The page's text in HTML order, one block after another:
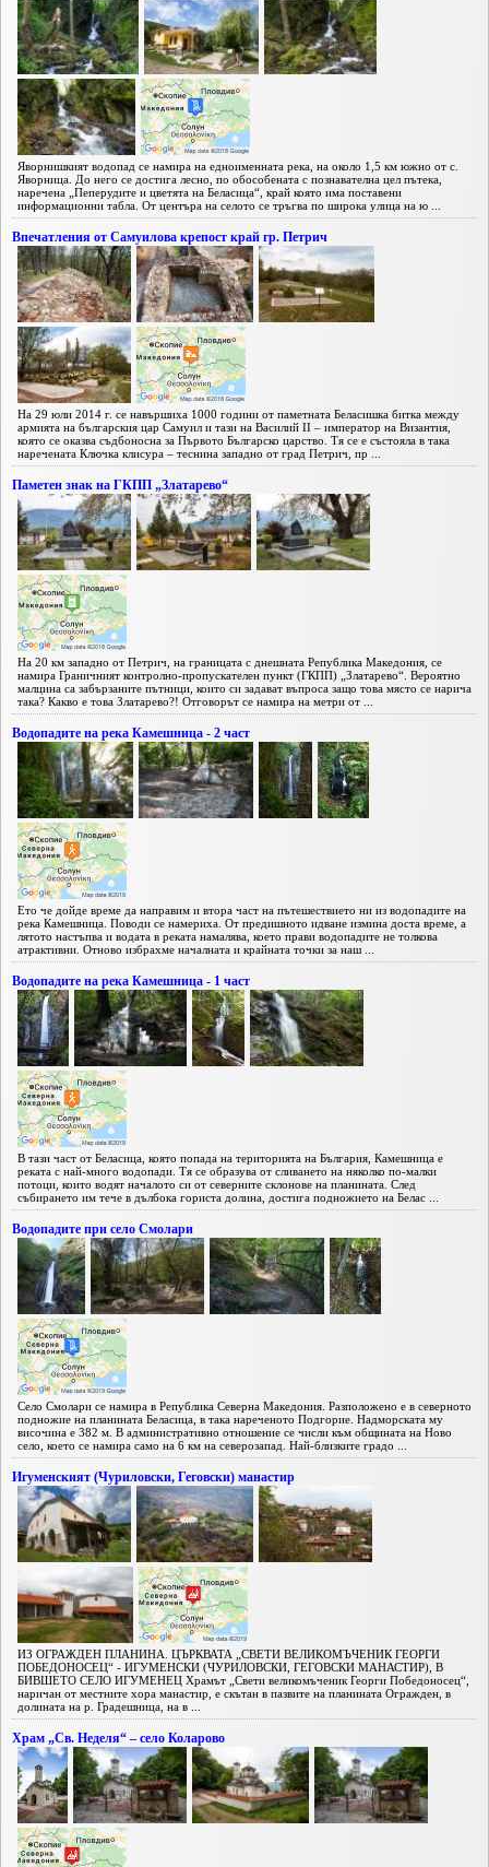
Яворнишкият водопад се намира на едноименната река, на около 1,5 км южно от с.
Яворница. До него се достига лесно, по обособената с познавателна цел пътека,
наречена „Пеперудите и цветята на Беласица“, край която има поставени
информационни табла. От центъра на селото се тръгва по широка улица на ю ...
Впечатления от Самуилова крепост край гр. Петрич
На 29 юли 2014 г. се навършиха 1000 години от паметната Беласишка битка между
армията на българския цар Самуил и тази на Василий II – император на Византия,
която се оказва съдбоносна за Първото Българско царство. Тя се е състояла в така
наречената Ключка клисура – теснина западно от град Петрич, пр ...
Паметен знак на ГКПП „Златарево“
На 20 км западно от Петрич, на границата с днешната Република Македония, се
намира Граничният контролно-пропускателен пункт (ГКПП) „Златарево“. Вероятно
малцина са забързаните пътници, които си задават въпроса защо това място се нарича
така? Какво е това Златарево?! Отговорът се намира на метри от ...
Водопадите на река Камешница - 2 част
Ето че дойде време да направим и втора част на пътешествието ни из водопадите на
река Камешница. Поводи се намериха. От предишното идване измина доста време, а
лятото настъпва и водата в реката намалява, което прави водопадите не толкова
атрактивни. Отново избрахме началната и крайната точки за наш ...
Водопадите на река Камешница - 1 част
В тази част от Беласица, която попада на територията на България, Камешница е
реката с най-много водопади. Тя се образува от сливането на няколко по-малки
потоци, които водят началото си от северните склонове на планината. След
събирането им тече в дълбока гориста долина, достига подножието на Белас ...
Водопадите при село Смолари
Село Смолари се намира в Република Северна Македония. Разположено е в северното
подножие на планината Беласица, в така нареченото Подгорие. Надморската му
височина е 382 м. В административно отношение се числи към общината на Ново
село, което се намира само на 6 км на северозапад. Най-близките градо ...
Игуменският (Чуриловски, Геговски) манастир
ИЗ ОГРАЖДЕН ПЛАНИНА. ЦЪРКВАТА „СВЕТИ ВЕЛИКОМЪЧЕНИК ГЕОРГИ
ПОБЕДОНОСЕЦ“ - ИГУМЕНСКИ (ЧУРИЛОВСКИ, ГЕГОВСКИ МАНАСТИР), В
БИВШЕТО СЕЛО ИГУМЕНЕЦ Храмът „Свети великомъченик Георги Победоносец“,
наричан от местните хора манастир, е скътан в пазвите на планината Огражден, в
долината на р. Градешница, на в ...
Храм „Св. Неделя“ – село Коларово